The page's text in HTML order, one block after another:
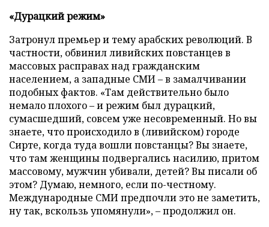
«Дурацкий режим»
Затронул премьер и тему арабских революций. В
частности, обвинил ливийских повстанцев в
массовых расправах над гражданским
населением, а западные СМИ – в замалчивании
подобных фактов. «Там действительно было
немало плохого – и режим был дурацкий,
сумасшедший, совсем уже несовременный. Но вы
знаете, что происходило в (ливийском) городе
Сирте, когда туда вошли повстанцы? Вы знаете,
что там женщины подвергались насилию, притом
массовому, мужчин убивали, детей? Вы писали об
этом? Думаю, немного, если по-честному.
Международные СМИ предпочли это не заметить,
ну так, вскользь упомянули», – продолжил он.